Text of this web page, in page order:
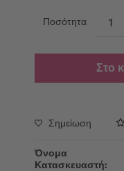
Ποσότητα
Στο
Σημείωση
Όνομα
Κατασκευαστή: